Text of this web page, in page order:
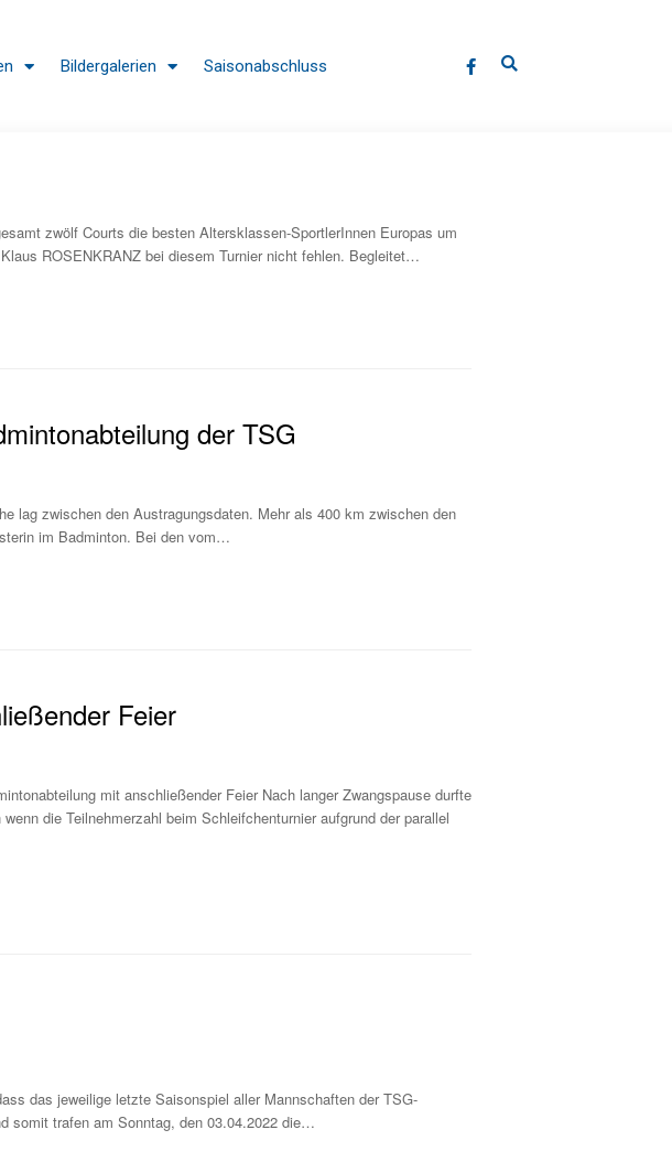
Bildergalerien Saisonabschluss
zwölf Courts die besten Altersklassen-SportlerInnen Europas um
ROSENKRANZ bei diesem Turnier nicht fehlen. Begleitet…
der TSG​
lag zwischen den Austragungsdaten. Mehr als 400 km zwischen den
im Badminton. Bei den vom…
Feier
mit anschließender Feier Nach langer Zwangspause durfte
die Teilnehmerzahl beim Schleifchenturnier aufgrund der parallel
das jeweilige letzte Saisonspiel aller Mannschaften der TSG-
somit trafen am Sonntag, den 03.04.2022 die…